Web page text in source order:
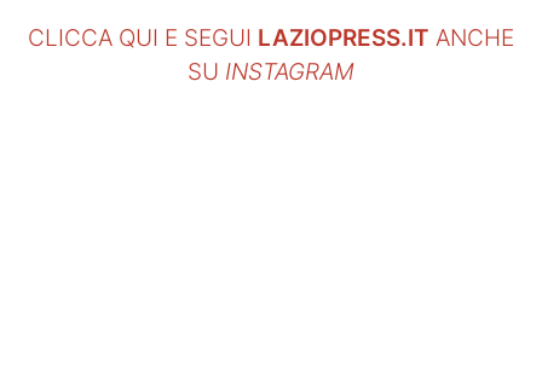
CLICCA QUI E SEGUI LAZIOPRESS.IT ANCHE
SU INSTAGRAM